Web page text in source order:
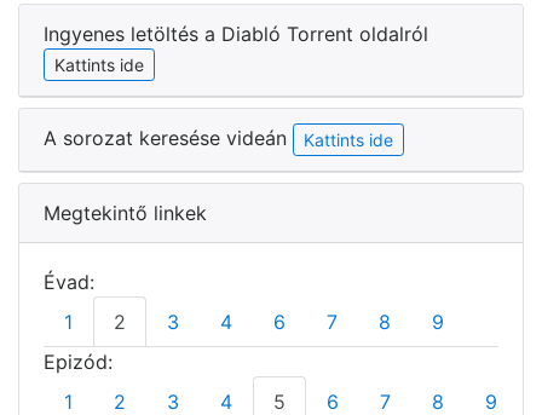
Ingyenes letöltés a Diabló Torrent oldalról
Kattints ide
A sorozat keresése videán Kattints ide
Megtekintő linkek
Évad:
1
2 3 4 6 7 8
9
Epizód:
1
2 3 4 5 6 7 8 9